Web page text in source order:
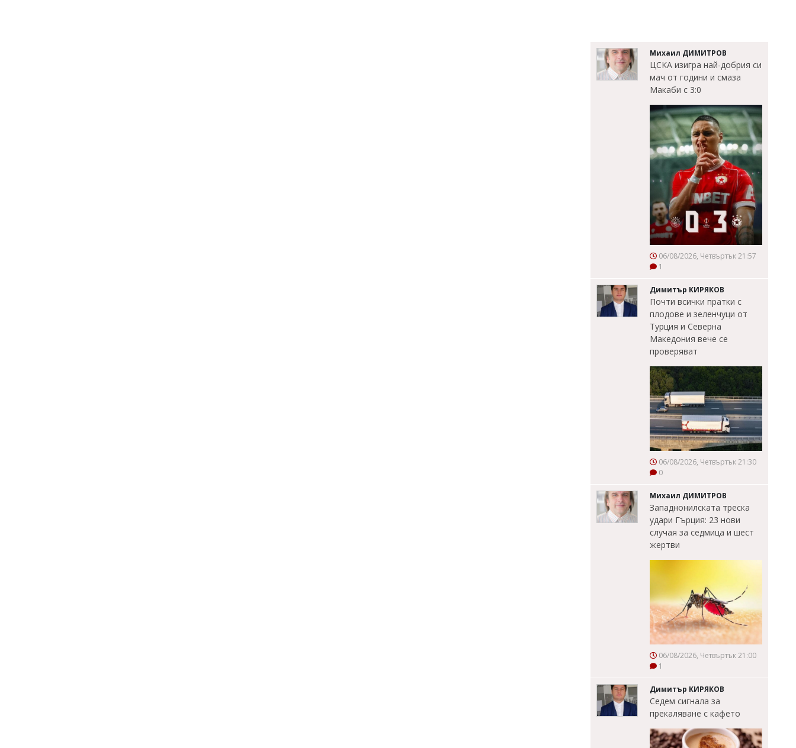
Михаил ДИМИТРОВ
ЦСКА изигра най-добрия си
мач от години и смаза
Макаби с 3:0
06/08/2026, Четвъртък 21:57
1
Димитър КИРЯКОВ
Почти всички пратки с
плодове и зеленчуци от
Турция и Северна
Македония вече се
проверяват
06/08/2026, Четвъртък 21:30
0
Михаил ДИМИТРОВ
Западнонилската треска
удари Гърция: 23 нови
случая за седмица и шест
жертви
06/08/2026, Четвъртък 21:00
1
Димитър КИРЯКОВ
Седем сигнала за
прекаляване с кафето